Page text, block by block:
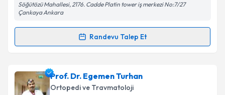
Kişisel verilerimin işlenmesine ilişkinAydınlatma
Metni
kapsamda işlenmesini kabul ediyorum.
Söğütözü Mahallesi, 2176. Cadde Platin tower iş merkezi No:7/27
Çankaya Ankara
Randevu Talep Et
Randevu Takvimi Talebi
Uzm. Dr. Cenk Altuniçin randevu takvimi talebi
oluşturun. Size bu uzmandan randevu almanız için bir
Prof. Dr. Egemen Turhan
Ortopedi ve Travmatoloji